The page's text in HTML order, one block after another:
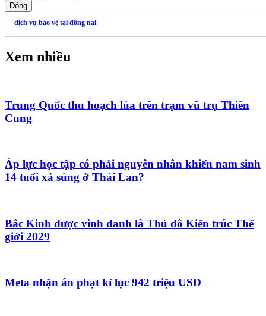
Đóng
dịch vụ bảo vệ tại đồng nai
Xem nhiều
Trung Quốc thu hoạch lúa trên trạm vũ trụ Thiên
Cung
Áp lực học tập có phải nguyên nhân khiến nam sinh
14 tuổi xả súng ở Thái Lan?
Bắc Kinh được vinh danh là Thủ đô Kiến trúc Thế
giới 2029
Meta nhận án phạt kỉ lục 942 triệu USD